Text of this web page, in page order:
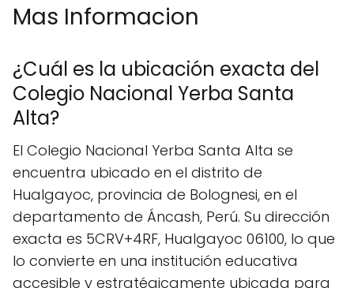
Mas Informacion
¿Cuál es la ubicación exacta del
Colegio Nacional Yerba Santa
Alta?
El Colegio Nacional Yerba Santa Alta se
encuentra ubicado en el distrito de
Hualgayoc, provincia de Bolognesi, en el
departamento de Áncash, Perú. Su dirección
exacta es 5CRV+4RF, Hualgayoc 06100, lo que
lo convierte en una institución educativa
accesible y estratégicamente ubicada para